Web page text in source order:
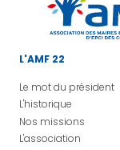
L'AMF 22
Le mot du président
L'historique
Nos missions
L'association